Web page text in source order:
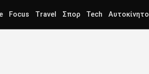
Focus Travel Σπορ Tech Αυτοκίνητο